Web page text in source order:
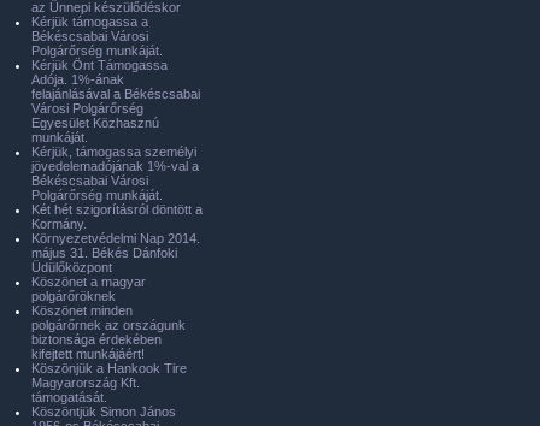
az Ünnepi készülődéskor
Kérjük támogassa a
Békéscsabai Városi
Polgárőrség munkáját.
Kérjük Önt Támogassa
Adója. 1%-ának
felajánlásával a Békéscsabai
Városi Polgárőrség
Egyesület Közhasznú
munkáját.
Kérjük, támogassa személyi
jövedelemadójának 1%-val a
Békéscsabai Városi
Polgárőrség munkáját.
Két hét szigorításról döntött a
Kormány.
Környezetvédelmi Nap 2014.
május 31. Békés Dánfoki
Üdülőközpont
Köszönet a magyar
polgárőröknek
Köszönet minden
polgárőrnek az országunk
biztonsága érdekében
kifejtett munkájáért!
Köszönjük a Hankook Tire
Magyarország Kft.
támogatását.
Köszöntjük Simon János